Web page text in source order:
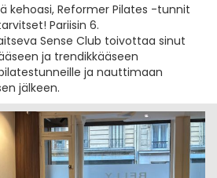
kehoasi, Reformer Pilates -tunnit
Pariisin 6.
Sense Club toivottaa sinut
ja trendikkääseen
ja nauttimaan
jälkeen.